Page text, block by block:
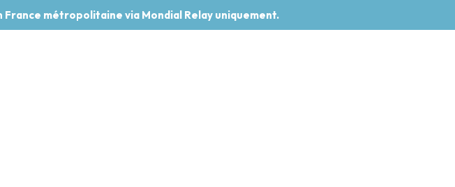
métropolitaine via Mondial Relay uniquement.